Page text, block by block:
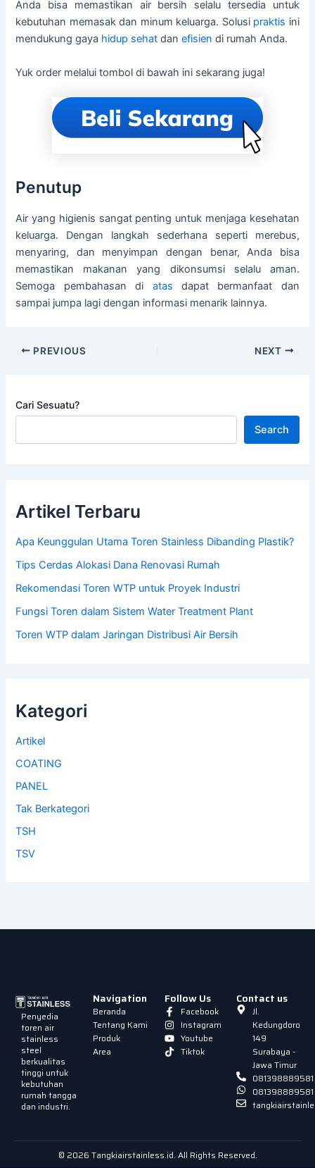
Anda bisa memastikan air bersih selalu tersedia untuk
kebutuhan memasak dan minum keluarga. Solusi praktis ini
mendukung gaya hidup sehat danefisien di rumah Anda.
Yuk order melalui tombol di bawah ini sekarang juga!
Penutup
Air yang higienis sangat penting untuk menjaga kesehatan
keluarga. Dengan langkah sederhana seperti merebus,
menyaring, dan menyimpan dengan benar, Anda bisa
memastikan makanan yang dikonsumsi selalu aman.
Semoga pembahasan di atas dapat bermanfaat dan
sampai jumpa lagi dengan informasi menarik lainnya.
PREVIOUS NEXT
Cari Sesuatu?
Search
Artikel Terbaru
Apa Keunggulan Utama Toren Stainless Dibanding Plastik?
Tips Cerdas Alokasi Dana Renovasi Rumah
Rekomendasi Toren WTP untuk Proyek Industri
Fungsi Toren dalam Sistem Water Treatment Plant
Toren WTP dalam Jaringan Distribusi Air Bersih
Kategori
Artikel
COATING
PANEL
Tak Berkategori
TSH
TSV
Penyedia
toren air
stainless
steel
berkualitas
tinggi untuk
kebutuhan
rumah tangga
dan industri.
Navigation
Beranda
Tentang Kami
Produk
Area
Follow Us
Facebook
Instagram
Youtube
Tiktok
Contact us
Jl.
Kedungdoro
149
Surabaya -
Jawa Timur
081398889581
081398889581
© 2026 Tangkiairstainless.id. All Rights Reserved.